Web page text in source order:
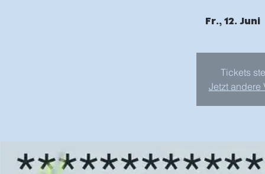
Fr., 12. Juni
Tickets
Jetzt andere